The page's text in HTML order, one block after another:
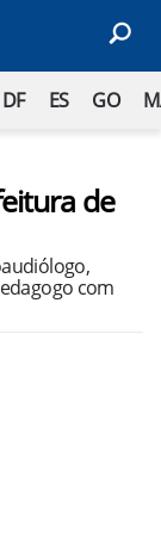
DF ES GO
de
com